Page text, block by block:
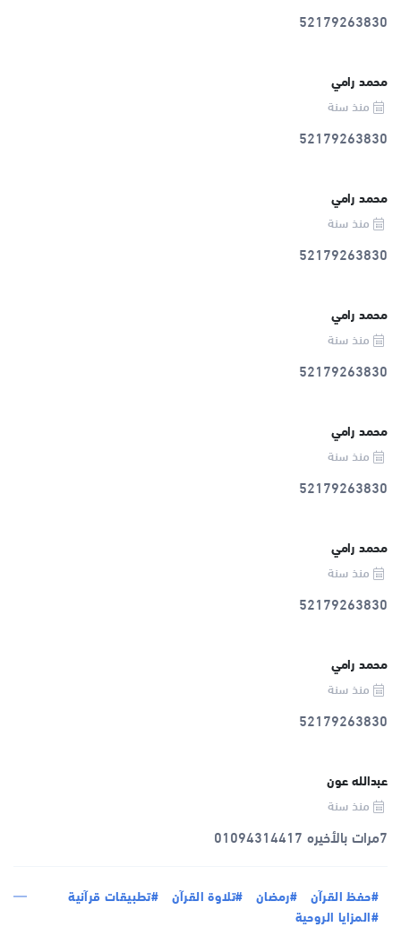
52179263830
محمد رامي
منذ سنة
52179263830
محمد رامي
منذ سنة
52179263830
محمد رامي
منذ سنة
52179263830
محمد رامي
منذ سنة
52179263830
محمد رامي
منذ سنة
52179263830
محمد رامي
منذ سنة
52179263830
عبدالله عون
منذ سنة
7مرات بالأخيره 01094314417
#حفظ القرآن #رمضان #تلاوة القرآن
#تطبيقات قرآنية
#المزايا الروحية